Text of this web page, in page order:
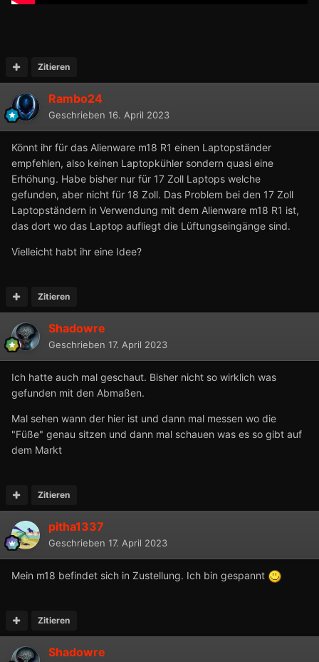
Zitieren
Rambo24
Geschrieben 16. April 2023
Könnt ihr für das Alienware m18 R1 einen Laptopständer
empfehlen, also keinen Laptopkühler sondern quasi eine
Erhöhung. Habe bisher nur für 17 Zoll Laptops welche
gefunden, aber nicht für 18 Zoll. Das Problem bei den 17 Zoll
Laptopständern in Verwendung mit dem Alienware m18 R1 ist,
das dort wo das Laptop aufliegt die Lüftungseingänge sind.
Vielleicht habt ihr eine Idee?
Zitieren
Shadowre
Geschrieben 17. April 2023
Ich hatte auch mal geschaut. Bisher nicht so wirklich was
gefunden mit den Abmaßen.
Mal sehen wann der hier ist und dann mal messen wo die
"Füße" genau sitzen und dann mal schauen was es so gibt auf
dem Markt
Zitieren
pitha1337
Geschrieben 17. April 2023
Mein m18 befindet sich in Zustellung. Ich bin gespannt
Zitieren
Shadowre